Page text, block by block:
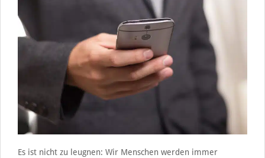
Es ist nicht zu leugnen: Wir Menschen werden immer